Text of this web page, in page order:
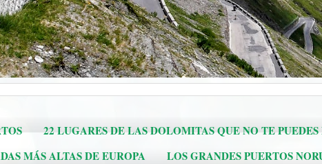
22 LUGARES DE LAS DOLOMITAS QUE NO TE PUEDES
MÁS ALTAS DE EUROPA
LOS GRANDES PUERTOS